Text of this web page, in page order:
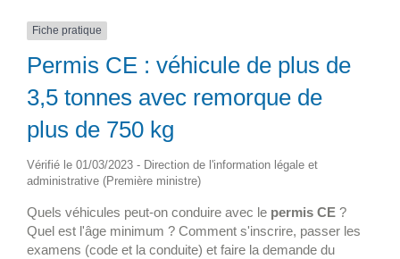
Fiche pratique
Permis CE : véhicule de plus de
3,5 tonnes avec remorque de
plus de 750 kg
Vérifié le 01/03/2023 - Direction de l'information légale et
administrative (Première ministre)
Quels véhicules peut-on conduire avec le permis CE ?
Quel est l'âge minimum ? Comment s'inscrire, passer les
examens (code et la conduite) et faire la demande du